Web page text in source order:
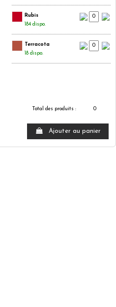
Rubis
184 dispo.
Terracota
18 dispo.
Total des produits : 0
Ajouter au panier